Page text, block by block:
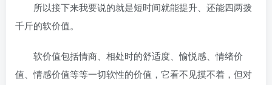
所以接下来我要说的就是短时间就能提升、还能四两拨
千斤的软价值。
软价值包括情商、相处时的舒适度、愉悦感、情绪价
值、情感价值等等一切软性的价值，它看不见摸不着，但对